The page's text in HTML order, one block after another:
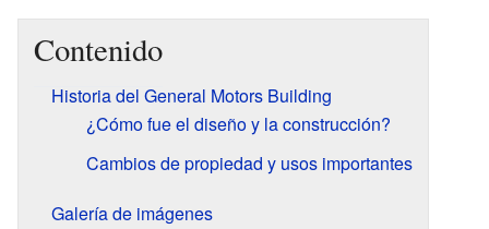
Contenido
Historia del General Motors Building
¿Cómo fue el diseño y la construcción?
Cambios de propiedad y usos importantes
Galería de imágenes